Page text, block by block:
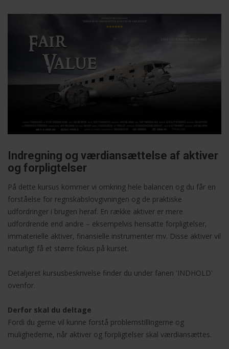
Indregning og værdiansættelse af aktiver
og forpligtelser
På dette kursus kommer vi omkring hele balancen og du får en
forståelse for regnskabslovgivningen og de praktiske
udfordringer i brugen heraf. En række aktiver er mere
udfordrende end andre – eksempelvis hensatte forpligtelser,
immaterielle aktiver, finansielle instrumenter mv. Disse aktiver vil
naturligt få et større fokus på kurset.
Detaljeret kursusbeskrivelse finder du under fanen 'INDHOLD'
ovenfor.
Derfor skal du deltage
Fordi du gerne vil kunne forstå problemstillingerne og
mulighederne, når aktiver og forpligtelser skal værdiansættes.